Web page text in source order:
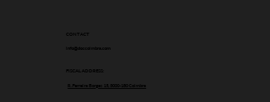
CONTACT
info@doccoimbra.com
FISCAL ADDRESS:
R. Ferreira Borges 15, 3000-180 Coimbra